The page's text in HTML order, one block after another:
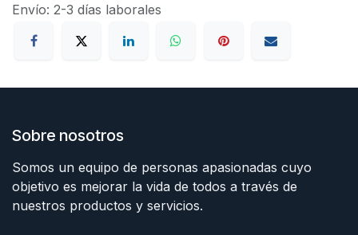
Envío: 2-3 días laborales
Sobre nosotros
Somos un equipo de personas apasionadas cuyo
objetivo es mejorar la vida de todos a través de
nuestros productos y servicios.